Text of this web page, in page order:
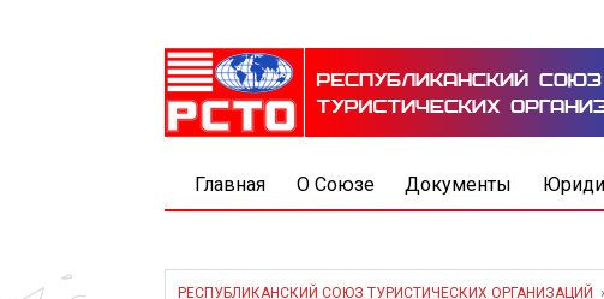
Главная О Союзе Документы
РЕСПУБЛИКАНСКИЙ СОЮЗ ТУРИСТИЧЕСКИХ ОРГАНИЗАЦИЙ